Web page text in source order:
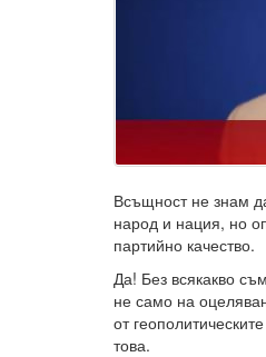
Всъщност не знам
народ и нация, но
партийно качество.
Да! Без всякакво
не само на
от
това.